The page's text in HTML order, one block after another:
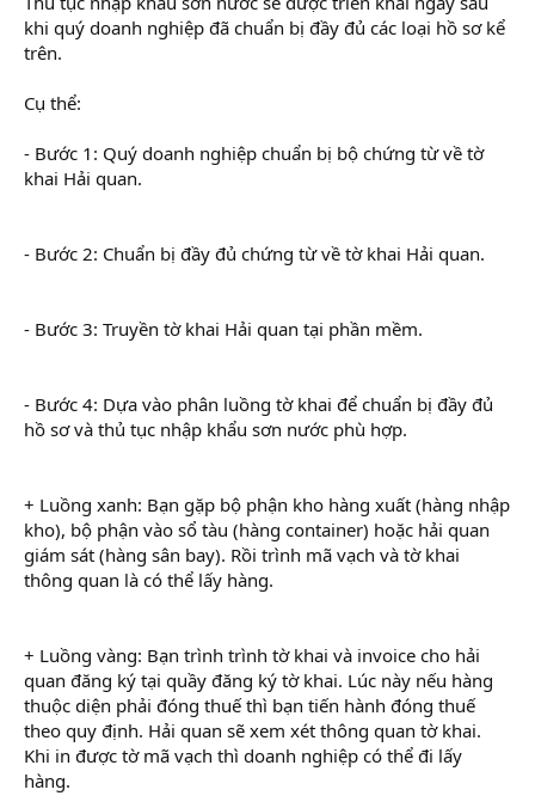
khi quý doanh nghiệp đã chuẩn bị đầy đủ các loại hồ sơ kể
trên.
Cụ thể:
- Bước 1: Quý doanh nghiệp chuẩn bị bộ chứng từ về tờ
khai Hải quan.
- Bước 2: Chuẩn bị đầy đủ chứng từ về tờ khai Hải quan.
- Bước 3: Truyền tờ khai Hải quan tại phần mềm.
- Bước 4: Dựa vào phân luồng tờ khai để chuẩn bị đầy đủ
hồ sơ và thủ tục nhập khẩu sơn nước phù hợp.
+ Luồng xanh: Bạn gặp bộ phận kho hàng xuất (hàng nhập
kho), bộ phận vào sổ tàu (hàng container) hoặc hải quan
giám sát (hàng sân bay). Rồi trình mã vạch và tờ khai
thông quan là có thể lấy hàng.
+ Luồng vàng: Bạn trình trình tờ khai và invoice cho hải
quan đăng ký tại quầy đăng ký tờ khai. Lúc này nếu hàng
thuộc diện phải đóng thuế thì bạn tiến hành đóng thuế
theo quy định. Hải quan sẽ xem xét thông quan tờ khai.
Khi in được tờ mã vạch thì doanh nghiệp có thể đi lấy
hàng.